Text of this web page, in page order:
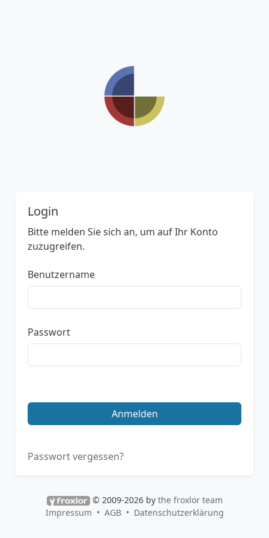
Login
Bitte melden Sie sich an, um auf Ihr Konto
zuzugreifen.
Benutzername
Passwort
Anmelden
Passwort vergessen?
© 2009-2026 by the froxlor team
Impressum
AGB Datenschutzerklärung